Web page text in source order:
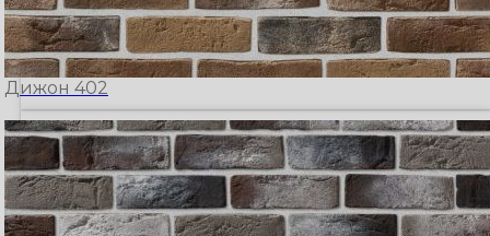
Дижон 402